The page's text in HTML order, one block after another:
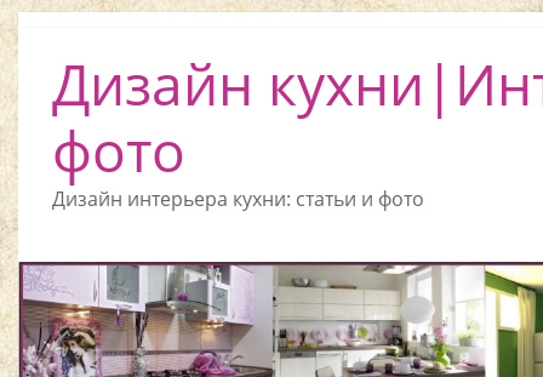
Дизайн
фото
Дизайн интерьера кухни: статьи и фото